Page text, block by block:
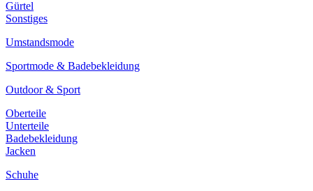
Gürtel
Sonstiges
Umstandsmode
Sportmode & Badebekleidung
Outdoor & Sport
Oberteile
Unterteile
Badebekleidung
Jacken
Schuhe